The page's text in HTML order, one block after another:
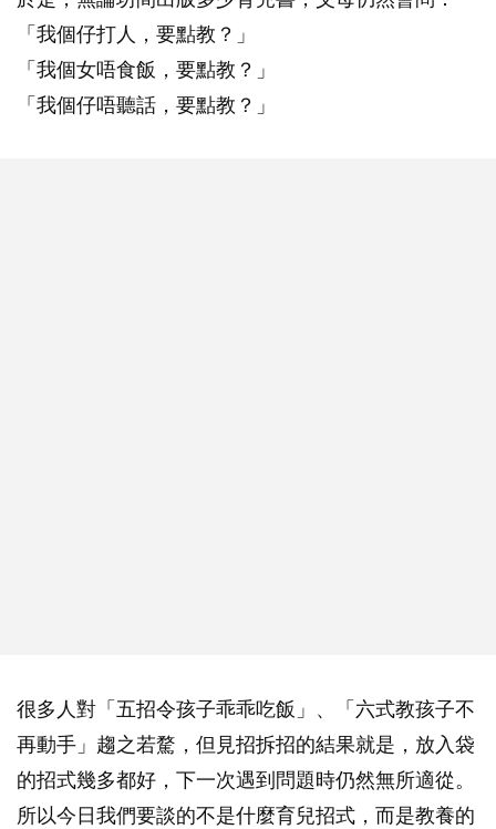
「我個仔打人，要點教？」
「我個女唔食飯，要點教？」
「我個仔唔聽話，要點教？」
很多人對「五招令孩子乖乖吃飯」、「六式教孩子不
再動手」趨之若騖，但見招拆招的結果就是，放入袋
的招式幾多都好，下一次遇到問題時仍然無所適從。
所以今日我們要談的不是什麼育兒招式，而是教養的